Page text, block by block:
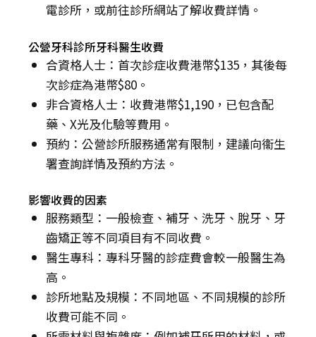
電診所，或前往診所網站了解收費詳情。
公營牙科診所牙科醫生收費
合資格人士：首次診症收費港幣$135，其後每
次診症為港幣$80。
非合資格人士：收費港幣$1,190，已包含配
藥、X光及化驗等費用。
預約：公營診所服務通常有限制，建議向衞生
署查詢詳情及預約方法。
影響收費的因素
服務類型：一般檢查、補牙、洗牙、脫牙、牙
齒矯正等不同項目有不同收費。
醫生專科：專科牙醫的診症費會較一般醫生為
高。
診所地點及規模：不同地區、不同規模的診所
收費可能不同。